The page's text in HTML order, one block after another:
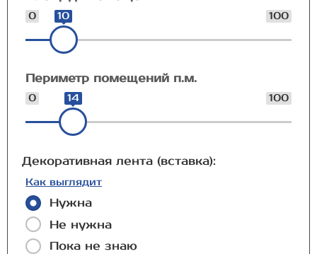
0 100
10
Периметр помещений п.м.
0 100
14
Декоративная лента (вставка):
Как выглядит
Нужна
Не нужна
Пока не знаю